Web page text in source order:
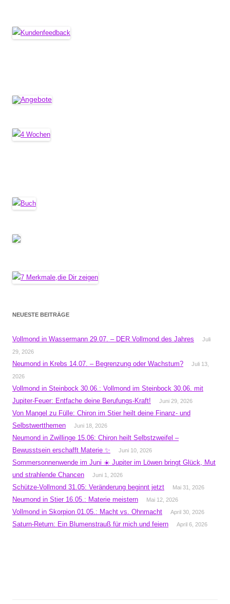
NEUESTE BEITRÄGE
Vollmond in Wassermann 29.07. – DER Vollmond des Jahres
Juli
29, 2026
Neumond in Krebs 14.07. – Begrenzung oder Wachstum?
Juli 13,
2026
Vollmond in Steinbock 30.06.: Vollmond im Steinbock 30.06. mit
Jupiter-Feuer: Entfache deine Berufungs-Kraft!
Juni 29, 2026
Von Mangel zu Fülle: Chiron im Stier heilt deine Finanz- und
Selbstwertthemen
Juni 18, 2026
Neumond in Zwillinge 15.06: Chiron heilt Selbstzweifel –
Bewusstsein erschafft Materie ✨
Juni 10, 2026
Sommersonnenwende im Juni ☀️ Jupiter im Löwen bringt Glück, Mut
und strahlende Chancen
Juni 1, 2026
Schütze-Vollmond 31.05: Veränderung beginnt jetzt Mai 31, 2026
Neumond in Stier 16.05.: Materie meistern Mai 12, 2026
Vollmond in Skorpion 01.05.: Macht vs. Ohnmacht April 30, 2026
Saturn-Return: Ein Blumenstrauß für mich und feiern April 6, 2026